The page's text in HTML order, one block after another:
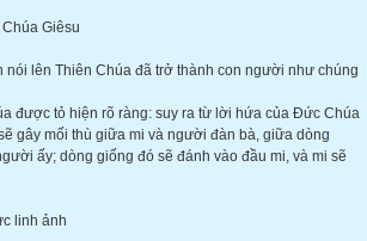
Giêsu
nói lên Thiên Chúa đã trở thành con người như chúng
được tỏ hiện rõ ràng: suy ra từ lời hứa của Đức Chúa
gây mối thù giữa mi và người đàn bà, giữa dòng
ấy; dòng giống đó sẽ đánh vào đầu mi, và mi sẽ
linh ảnh